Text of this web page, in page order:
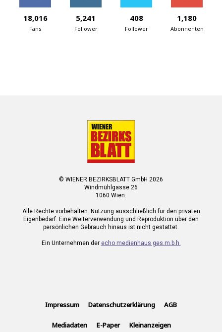
18,016
Fans
5,241
Follower
408
Follower
1,180
Abonnenten
© WIENER BEZIRKSBLATT GmbH 2026
Windmühlgasse 26
1060 Wien.
Alle Rechte vorbehalten. Nutzung ausschließlich für den privaten
Eigenbedarf. Eine Weiterverwendung und Reproduktion über den
persönlichen Gebrauch hinaus ist nicht gestattet.
Ein Unternehmen der echo medienhaus ges.m.b.h.
Impressum Datenschutzerklärung AGB
Mediadaten E-Paper Kleinanzeigen